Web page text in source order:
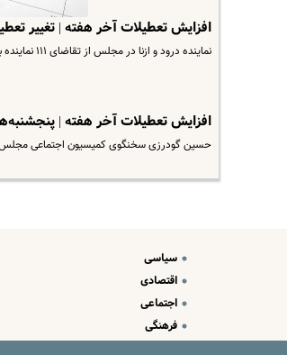
افزایش تعطیلات آخر هفته | تغییر
نماینده درود و ازنا در مجلس از تقاضای ۱۱۱ نماینده برای رسیدگی به لایحه افزایش تعطیلات آخر هفته در صحن مجلس خبر داد
افزایش تعطیلات آخر هفته |
حسین گودرزی سخنگوی کمیسیون اجتماعی مجلس
سیاسی
اقتصادی
اجتماعی
فرهنگی